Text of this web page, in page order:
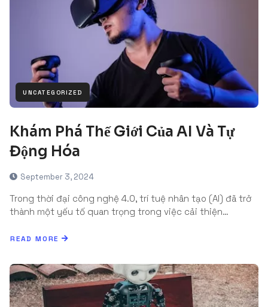
UNCATEGORIZED
Khám Phá Thế Giới Của AI Và Tự
Động Hóa
September 3, 2024
Trong thời đại công nghệ 4.0, trí tuệ nhân tạo (AI) đã trở
thành một yếu tố quan trọng trong việc cải thiện…
READ MORE